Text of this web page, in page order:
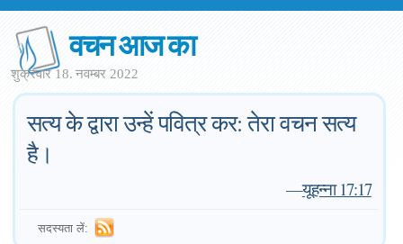
वचन आज का
शुक्रवार 18. नवम्बर 2022
सत्य के द्वारा उन्हें पवित्र कर: तेरा वचन सत्य
है।
—यूहन्ना 17:17
सदस्यता लें: